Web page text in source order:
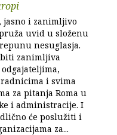
jasno i zanimljivo
uvid u složenu
nesuglasja.
biti zanimljiva
i svima
za pitanja Roma u
i administracije. I
će poslužiti i
za...